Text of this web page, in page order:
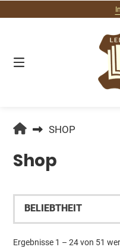
zum
LEDERBUCH.DE
SHOP
Shop
Ergebnisse 1 – 24 von 51